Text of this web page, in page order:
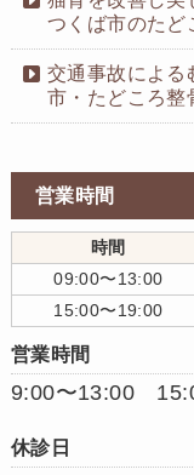
つくば市のたど
交通事故による
市・たどころ整
営業時間
時間
09:00〜13:00
15:00〜19:00
営業時間
9:00〜13:00
休診日